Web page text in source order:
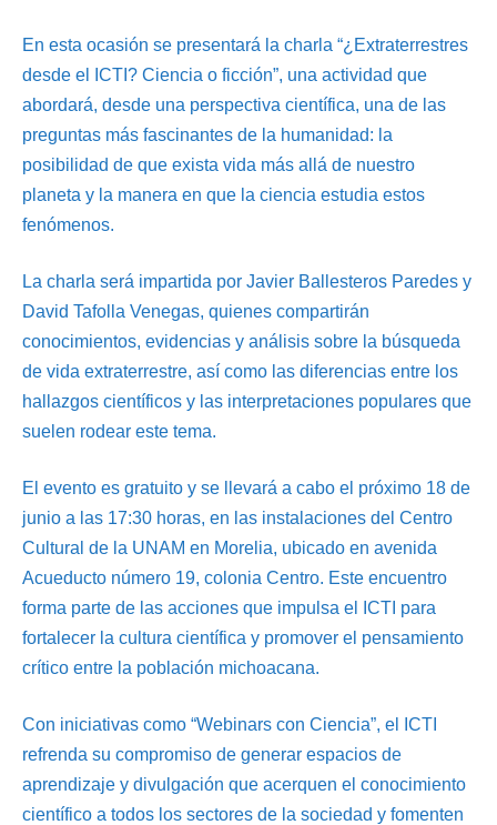
En esta ocasión se presentará la charla “¿Extraterrestres
desde el ICTI? Ciencia o ficción”, una actividad que
abordará, desde una perspectiva científica, una de las
preguntas más fascinantes de la humanidad: la
posibilidad de que exista vida más allá de nuestro
planeta y la manera en que la ciencia estudia estos
fenómenos.
La charla será impartida por Javier Ballesteros Paredes y
David Tafolla Venegas, quienes compartirán
conocimientos, evidencias y análisis sobre la búsqueda
de vida extraterrestre, así como las diferencias entre los
hallazgos científicos y las interpretaciones populares que
suelen rodear este tema.
El evento es gratuito y se llevará a cabo el próximo 18 de
junio a las 17:30 horas, en las instalaciones del Centro
Cultural de la UNAM en Morelia, ubicado en avenida
Acueducto número 19, colonia Centro. Este encuentro
forma parte de las acciones que impulsa el ICTI para
fortalecer la cultura científica y promover el pensamiento
crítico entre la población michoacana.
Con iniciativas como “Webinars con Ciencia”, el ICTI
refrenda su compromiso de generar espacios de
aprendizaje y divulgación que acerquen el conocimiento
científico a todos los sectores de la sociedad y fomenten